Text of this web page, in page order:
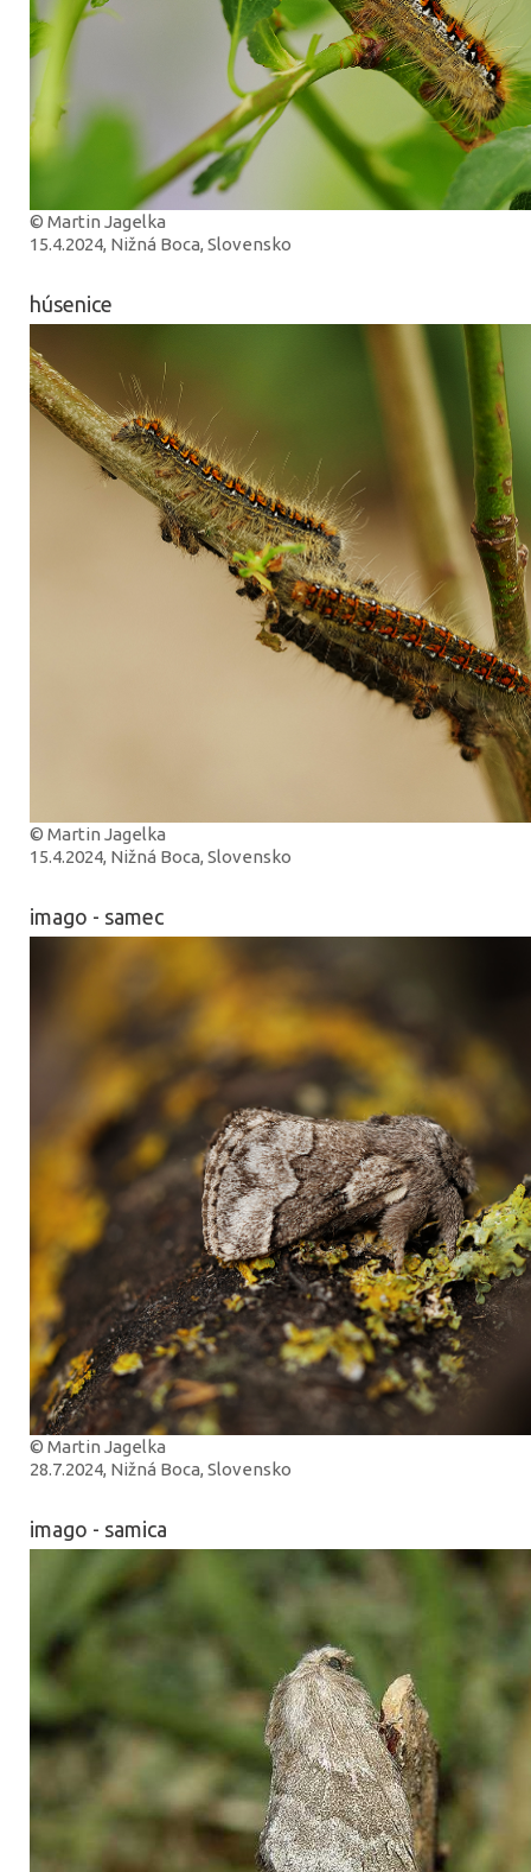
© Martin Jagelka
15.4.2024, Nižná Boca, Slovensko
húsenice
© Martin Jagelka
15.4.2024, Nižná Boca, Slovensko
imago - samec
© Martin Jagelka
28.7.2024, Nižná Boca, Slovensko
imago - samica